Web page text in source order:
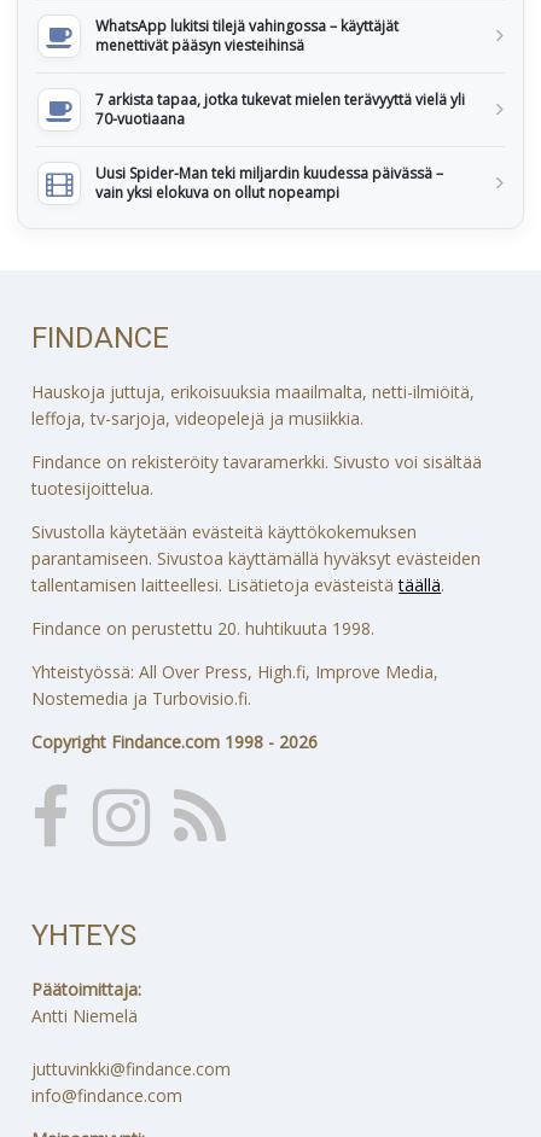
WhatsApp lukitsi tilejä vahingossa – käyttäjät
menettivät pääsyn viesteihinsä
7 arkista tapaa, jotka tukevat mielen terävyyttä vielä yli
70-vuotiaana
Uusi Spider-Man teki miljardin kuudessa päivässä –
vain yksi elokuva on ollut nopeampi
FINDANCE
Hauskoja juttuja, erikoisuuksia maailmalta, netti-ilmiöitä,
leffoja, tv-sarjoja, videopelejä ja musiikkia.
Findance on rekisteröity tavaramerkki. Sivusto voi sisältää
tuotesijoittelua.
Sivustolla käytetään evästeitä käyttökokemuksen
parantamiseen. Sivustoa käyttämällä hyväksyt evästeiden
tallentamisen laitteellesi. Lisätietoja evästeistätäällä.
Findance on perustettu 20. huhtikuuta 1998.
Yhteistyössä: All Over Press, High.fi, Improve Media,
Nostemedia ja Turbovisio.fi.
Copyright Findance.com 1998 - 2026
YHTEYS
Päätoimittaja:
Antti Niemelä
juttuvinkki@findance.com
info@findance.com